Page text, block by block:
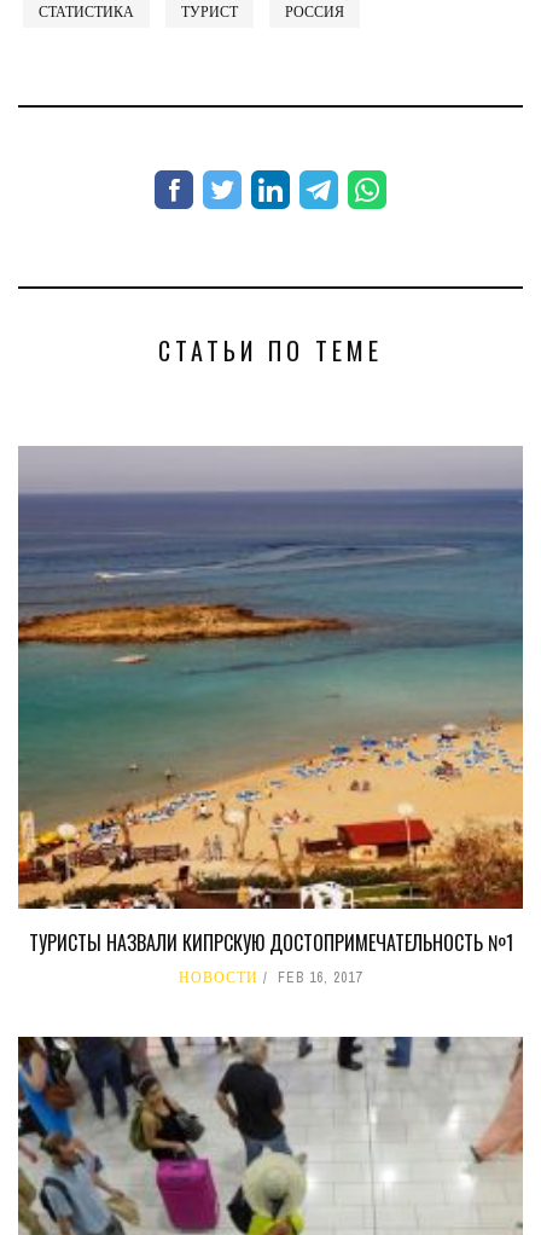
СТАТИСТИКА ТУРИСТ РОССИЯ
СТАТЬИ ПО ТЕМЕ
ТУРИСТЫ НАЗВАЛИ КИПРСКУЮ ДОСТОПРИМЕЧАТЕЛЬНОСТЬ №1
НОВОСТИ FEB 16, 2017